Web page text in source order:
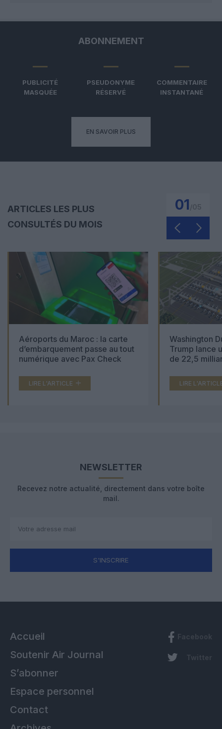
ABONNEMENT
PUBLICITÉ
MASQUÉE
PSEUDONYME
RÉSERVÉ
COMMENTAIRE
INSTANTANÉ
EN SAVOIR PLUS
ARTICLES LES PLUS
CONSULTÉS DU MOIS
01
Aéroports du Maroc : la carte
d’embarquement passe au tout
numérique avec Pax Check
LIRE L'ARTICLE
Washington
Trump lance
de 22,5
LIRE
NEWSLETTER
Recevez notre actualité, directement dans votre boîte
mail.
S'INSCRIRE
Accueil
Soutenir Air Journal
S’abonner
Espace personnel
Contact